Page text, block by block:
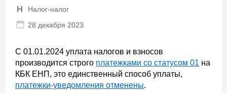
Налог-налог
28 декабря 2023
С 01.01.2024 уплата налогов и взносов
производится строго платежками со статусом 01 на
КБК ЕНП, это единственный способ уплаты,
платежки-уведомления отменены.